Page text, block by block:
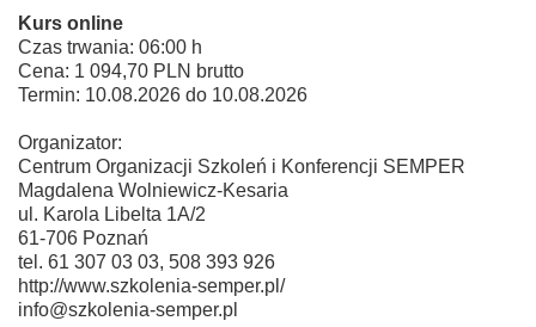
Kurs online
Czas trwania: 06:00 h
Cena: 1 094,70 PLN brutto
Termin: 10.08.2026 do 10.08.2026
Organizator:
Centrum Organizacji Szkoleń i Konferencji SEMPER
Magdalena Wolniewicz-Kesaria
ul. Karola Libelta 1A/2
61-706 Poznań
tel. 61 307 03 03, 508 393 926
http://www.szkolenia-semper.pl/
info@szkolenia-semper.pl